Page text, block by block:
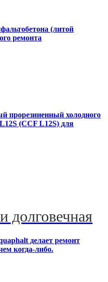
(литой
ремонта
прорезиненный холодного
(ССF L12S) для
долговечная
делает ремонт
когда-либо.